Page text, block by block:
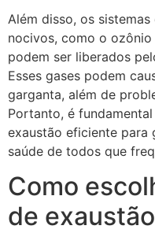
Além disso, os
nocivos, como o
podem ser liberados
Esses gases podem
garganta, além de
Portanto, é
exaustão eficiente para
saúde de todos que
Como
de